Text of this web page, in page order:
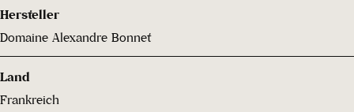
Hersteller
Domaine Alexandre Bonnet
Land
Frankreich